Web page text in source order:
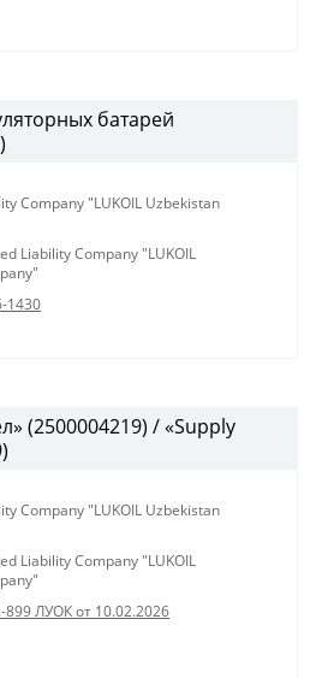
батарей
Company "LUKOIL Uzbekistan
Liability Company "LUKOIL
1430
(2500004219) / «Supply
Company "LUKOIL Uzbekistan
Liability Company "LUKOIL
899 ЛУОК от 10.02.2026